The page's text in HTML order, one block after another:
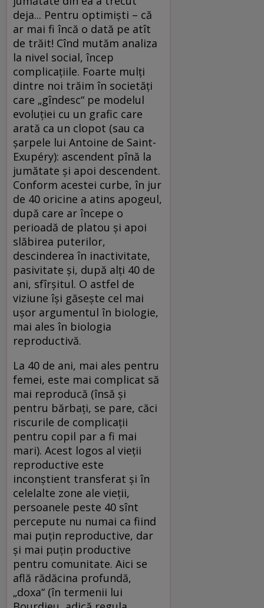
deja... Pentru optimişti – că
ar mai fi încă o dată pe atît
de trăit! Cînd mutăm analiza
la nivel social, încep
complicaţiile. Foarte mulţi
dintre noi trăim în societăţi
care „gîndesc“ pe modelul
evoluţiei cu un grafic care
arată ca un clopot (sau ca
şarpele lui Antoine de Saint-
Exupéry): ascendent pînă la
jumătate şi apoi descendent.
Conform acestei curbe, în jur
de 40 oricine a atins apogeul,
după care ar începe o
perioadă de platou şi apoi
slăbirea puterilor,
descinderea în inactivitate,
pasivitate şi, după alţi 40 de
ani, sfîrşitul. O astfel de
viziune îşi găseşte cel mai
uşor argumentul în biologie,
mai ales în biologia
reproductivă.
La 40 de ani, mai ales pentru
femei, este mai complicat să
mai reproducă (însă şi
pentru bărbaţi, se pare, căci
riscurile de complicaţii
pentru copil par a fi mai
mari). Acest logos al vieţii
reproductive este
inconştient transferat şi în
celelalte zone ale vieţii,
persoanele peste 40 sînt
percepute nu numai ca fiind
mai puţin reproductive, dar
şi mai puţin productive
pentru comunitate. Aici se
află rădăcina profundă,
„doxa“ (în termenii lui